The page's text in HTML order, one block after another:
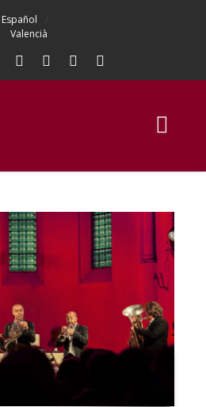
Español
Valencià